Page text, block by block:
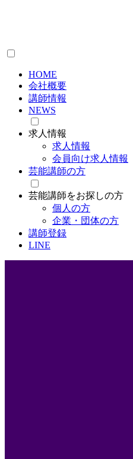
HOME
会社概要
講師情報
NEWS
求人情報
求人情報
会員向け求人情報
芸能講師の方
芸能講師をお探しの方
個人の方
企業・団体の方
講師登録
LINE